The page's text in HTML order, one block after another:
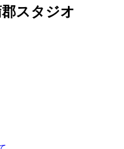
スタジオ